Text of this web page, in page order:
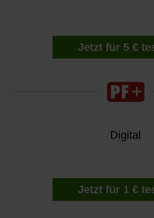
Jetzt für 5 €
Digital
Jetzt für 1 €